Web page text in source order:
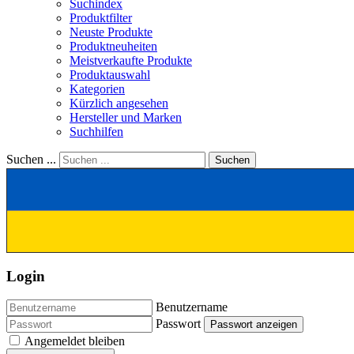
Suchindex
Produktfilter
Neuste Produkte
Produktneuheiten
Meistverkaufte Produkte
Produktauswahl
Kategorien
Kürzlich angesehen
Hersteller und Marken
Suchhilfen
Suchen ... Suchen
Login
Benutzername
Passwort
Passwort anzeigen
Angemeldet bleiben